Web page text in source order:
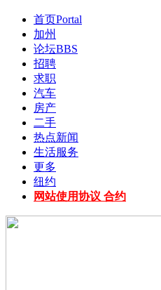
首页Portal
加州
论坛BBS
招聘
求职
汽车
房产
二手
热点新闻
生活服务
更多
纽约
网站使用协议 合约